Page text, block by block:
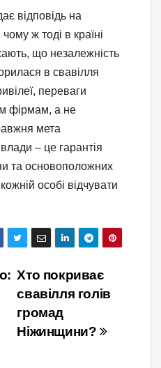
відповідь на
ж тоді в країні
що незалежність
в свавілля
переваги
фірмам, а не
мета
– це гарантія
та основоположних
особі відчувати
Хто покриває
свавілля голів
громад
Ніжинщини?